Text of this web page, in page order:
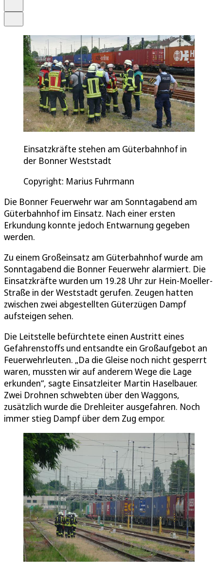
Einsatzkräfte stehen am Güterbahnhof in
der Bonner Weststadt
Copyright: Marius Fuhrmann
Die Bonner Feuerwehr war am Sonntagabend am
Güterbahnhof im Einsatz. Nach einer ersten
Erkundung konnte jedoch Entwarnung gegeben
werden.
Zu einem Großeinsatz am Güterbahnhof wurde am
Sonntagabend die Bonner Feuerwehr alarmiert. Die
Einsatzkräfte wurden um 19.28 Uhr zur Hein-Moeller-
Straße in der Weststadt gerufen. Zeugen hatten
zwischen zwei abgestellten Güterzügen Dampf
aufsteigen sehen.
Die Leitstelle befürchtete einen Austritt eines
Gefahrenstoffs und entsandte ein Großaufgebot an
Feuerwehrleuten. „Da die Gleise noch nicht gesperrt
waren, mussten wir auf anderem Wege die Lage
erkunden“, sagte Einsatzleiter Martin Haselbauer.
Zwei Drohnen schwebten über den Waggons,
zusätzlich wurde die Drehleiter ausgefahren. Noch
immer stieg Dampf über dem Zug empor.